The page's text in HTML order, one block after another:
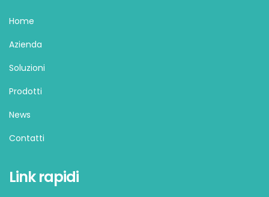
Home
Azienda
Soluzioni
Prodotti
News
Contatti
Link rapidi